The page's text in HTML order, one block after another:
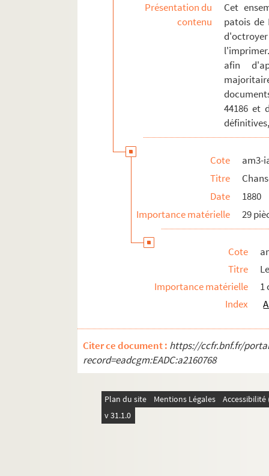
Présentation du
contenu
Cet
patois de
afin
44186 et
Cote
am3-
Titre
Date
1880
Importance matérielle
29
Cote
Titre
Importance matérielle
1
Index
Citer ce document : https://ccfr.bnf.fr/
record=eadcgm:EADC:a2160768
Plan du site Mentions Légales
v 31.1.0